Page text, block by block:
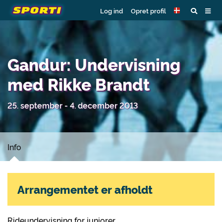
Log ind Opret profil
Gandur: Undervisning
med Rikke Brandt
25. september - 4. december 2013
Info
Arrangementet er afholdt